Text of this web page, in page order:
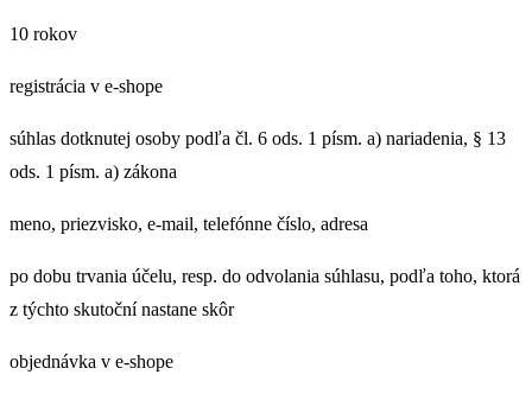
10 rokov
registrácia v e-shope
súhlas dotknutej osoby podľa čl. 6 ods. 1 písm. a) nariadenia, § 13
ods. 1 písm. a) zákona
meno, priezvisko, e-mail, telefónne číslo, adresa
po dobu trvania účelu, resp. do odvolania súhlasu, podľa toho, ktorá
z týchto skutoční nastane skôr
objednávka v e-shope